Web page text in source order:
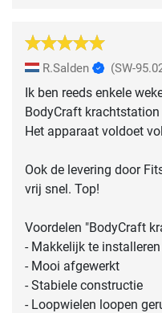
R.Salden (SW-
Ik ben reeds enkele
BodyCraft krachtstation
Het apparaat voldoet
Ook de levering door
vrij snel. Top!
Voordelen "BodyCraft
- Makkelijk te installeren
- Mooi afgewerkt
- Stabiele constructie
- Loopwielen loopen